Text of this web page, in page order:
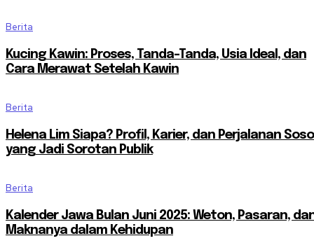
Berita
Kucing Kawin: Proses, Tanda-Tanda, Usia Ideal, dan
Cara Merawat Setelah Kawin
Berita
Helena Lim Siapa? Profil, Karier, dan Perjalanan
yang Jadi Sorotan Publik
Berita
Kalender Jawa Bulan Juni 2025: Weton, Pasaran,
Maknanya dalam Kehidupan